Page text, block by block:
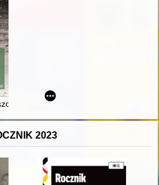
Piskiej : nieznana historia
2023